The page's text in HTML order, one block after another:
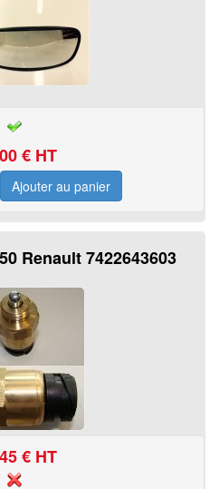
€ HT
Renault 7422643603
€ HT